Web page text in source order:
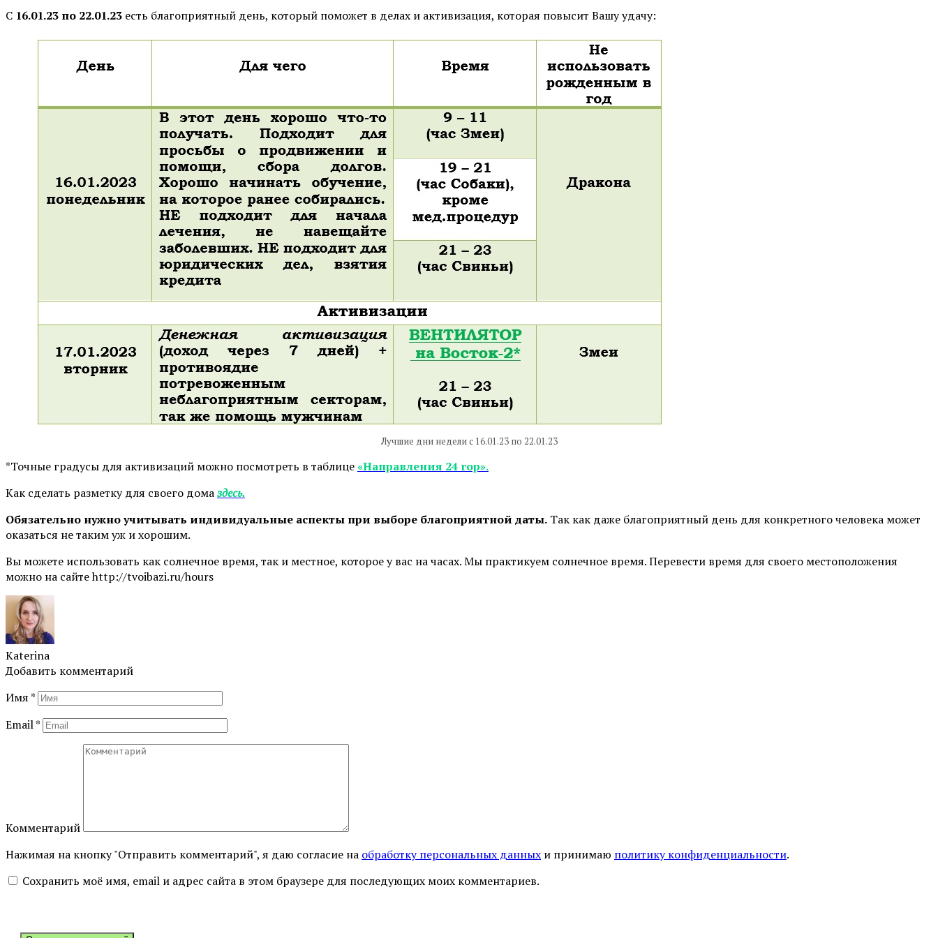
С 16.01.23 по 22.01.23 есть благоприятный день, который поможет в делах и активизация, которая повысит Вашу удачу:
Лучшие дни недели с 16.01.23 по 22.01.23
*Точные градусы для активизаций можно посмотреть в таблице«Направления 24 гор».
Как сделать разметку для своего домаздесь.
Обязательно нужно учитывать индивидуальные аспекты при выборе благоприятной даты. Так как даже благоприятный день для конкретного человека может
оказаться не таким уж и хорошим.
Вы можете использовать как солнечное время, так и местное, которое у вас на часах. Мы практикуем солнечное время. Перевести время для своего местоположения
можно на сайте http://tvoibazi.ru/hours
Katerina
Добавить комментарий
Имя*
Email*
Комментарий
Нажимая на кнопку "Отправить комментарий", я даю согласие на обработку персональных данных и принимаю политику конфиденциальности.
Сохранить моё имя, email и адрес сайта в этом браузере для последующих моих комментариев.